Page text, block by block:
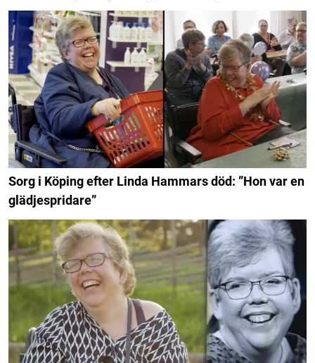
Sorg i Köping efter Linda Hammars död: ”Hon var en
glädjespridare”